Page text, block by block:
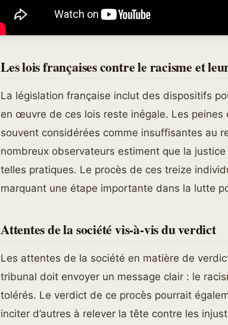
Les lois françaises contre le racisme et
La législation française inclut des dispositifs
en œuvre de ces lois reste inégale. Les
souvent considérées comme insuffisantes au
nombreux observateurs estiment que la
telles pratiques. Le procès de ces treize
marquant une étape importante dans la lutte
Attentes de la société vis-à-vis du verdict
Les attentes de la société en matière de
tribunal doit envoyer un message clair : le
tolérés. Le verdict de ce procès pourrait
inciter d’autres à relever la tête contre les